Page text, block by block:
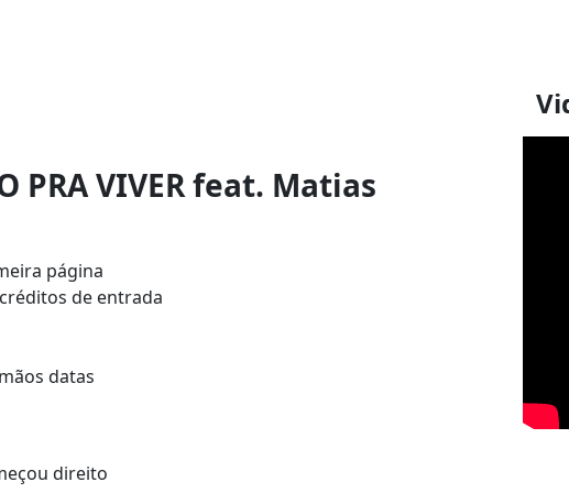
PRA VIVER feat. Matias
página
de entrada
datas
direito